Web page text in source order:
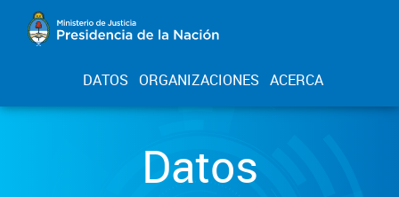
DATOS ORGANIZACIONES ACERCA
Datos